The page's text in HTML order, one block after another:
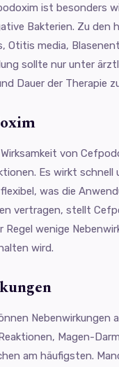
ist besonders
Bakterien. Zu den
Otitis media,
sollte nur unter
Dauer der Therapie
von
Es wirkt schnell
was die
vertragen, stellt
wenige
wird.
Nebenwirkungen
Magen-
am häufigsten.